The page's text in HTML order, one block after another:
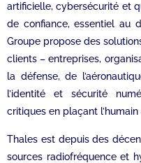
artificielle, cybersécurité et
de confiance, essentiel au
Groupe propose des
clients – entreprises,
la défense, de
l’identité et sécurité
critiques en plaçant
Thales est depuis des
sources radiofréquence et